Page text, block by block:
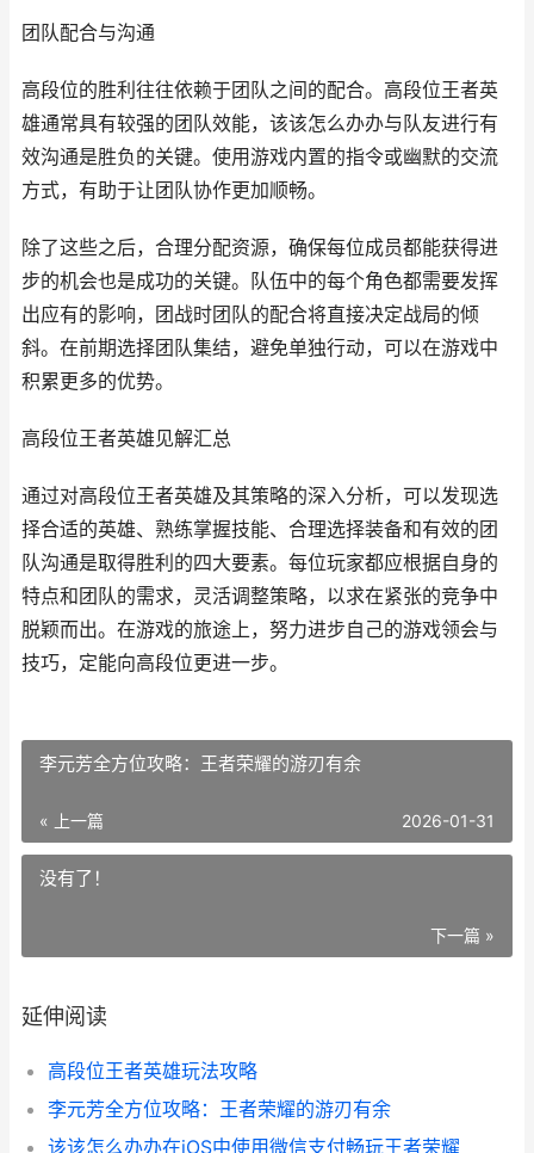
团队配合与沟通
高段位的胜利往往依赖于团队之间的配合。高段位王者英
雄通常具有较强的团队效能，该该怎么办办与队友进行有
效沟通是胜负的关键。使用游戏内置的指令或幽默的交流
方式，有助于让团队协作更加顺畅。
除了这些之后，合理分配资源，确保每位成员都能获得进
步的机会也是成功的关键。队伍中的每个角色都需要发挥
出应有的影响，团战时团队的配合将直接决定战局的倾
斜。在前期选择团队集结，避免单独行动，可以在游戏中
积累更多的优势。
高段位王者英雄见解汇总
通过对高段位王者英雄及其策略的深入分析，可以发现选
择合适的英雄、熟练掌握技能、合理选择装备和有效的团
队沟通是取得胜利的四大要素。每位玩家都应根据自身的
特点和团队的需求，灵活调整策略，以求在紧张的竞争中
脱颖而出。在游戏的旅途上，努力进步自己的游戏领会与
技巧，定能向高段位更进一步。
李元芳全方位攻略：王者荣耀的游刃有余
« 上一篇 2026-01-31
没有了！
下一篇 »
延伸阅读
高段位王者英雄玩法攻略
李元芳全方位攻略：王者荣耀的游刃有余
该该怎么办办在iOS中使用微信支付畅玩王者荣耀